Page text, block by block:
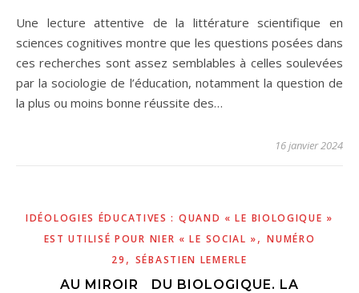
Une lecture attentive de la littérature scientifique en
sciences cognitives montre que les questions posées dans
ces recherches sont assez semblables à celles soulevées
par la sociologie de l’éducation, notamment la question de
la plus ou moins bonne réussite des…
16 janvier 2024
IDÉOLOGIES ÉDUCATIVES : QUAND « LE BIOLOGIQUE »
EST UTILISÉ POUR NIER « LE SOCIAL »,NUMÉRO
29 , SÉBASTIEN LEMERLE
AU MIROIR DU BIOLOGIQUE. LA